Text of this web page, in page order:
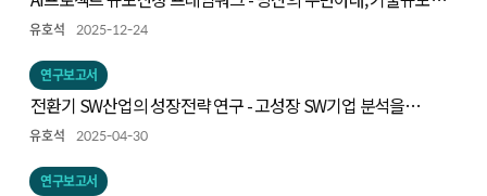
측정하기
유호석 2025-12-24
연구보고서
전환기 SW산업의 성장전략 연구 - 고성장 SW기업 분석을
중심으로 -
유호석 2025-04-30
연구보고서